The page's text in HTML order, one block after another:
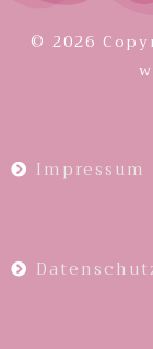
© 2026
Impressum